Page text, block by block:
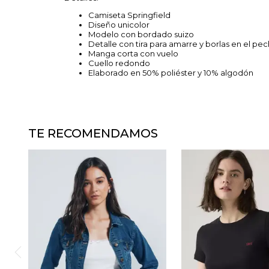
Camiseta Springfield
Diseño unicolor
Modelo con bordado suizo
Detalle con tira para amarre y borlas en el
Manga corta con vuelo
Cuello redondo
Elaborado en 50% poliéster y 10% algodón
TE RECOMENDAMOS